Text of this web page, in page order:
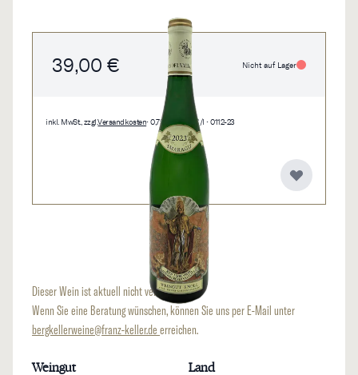
39,00 € Nicht auf Lager
inkl. MwSt., zzgl.Versandkosten• 0,75 l • 52,00 €/l • 0112-23
Dieser Wein ist aktuell nicht verfügbar.
Wenn Sie eine Beratung wünschen, können Sie uns per E-Mail unter
bergkellerweine@franz-keller.de erreichen.
Weingut Land